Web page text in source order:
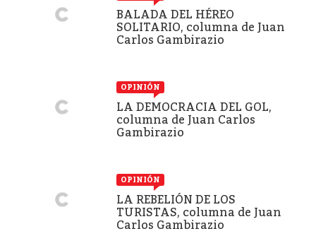
BALADA DEL HÉREO
SOLITARIO, columna de Juan
Carlos Gambirazio
OPINIÓN
LA DEMOCRACIA DEL GOL,
columna de Juan Carlos
Gambirazio
OPINIÓN
LA REBELIÓN DE LOS
TURISTAS, columna de Juan
Carlos Gambirazio